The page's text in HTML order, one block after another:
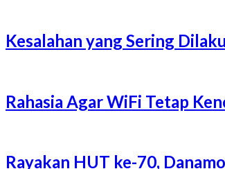
Kesalahan yang Sering
Rahasia Agar WiFi Tetap
Rayakan HUT ke-70,